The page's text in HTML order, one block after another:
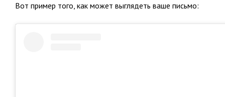
Вот пример того, как может выглядеть ваше письмо: